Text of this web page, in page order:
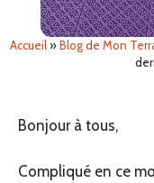
Accueil»Blog de Mon
Bonjour à tous,
Compliqué en ce